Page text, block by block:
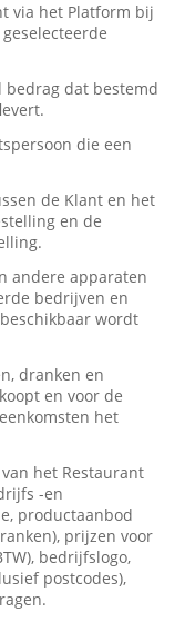
via het Platform bij
dat bestemd
die een
de Klant en het
en de
andere apparaten
bedrijven en
wordt
dranken en
en voor de
het
het Restaurant
-en
productaanbod
prijzen voor
bedrijfslogo,
postcodes),